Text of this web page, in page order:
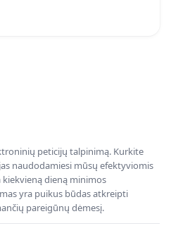
peticijų talpinimą. Kurkite
naudodamiesi mūsų efektyviomis
dieną minimos
yra puikus būdas atkreipti
pareigūnų dėmesį.